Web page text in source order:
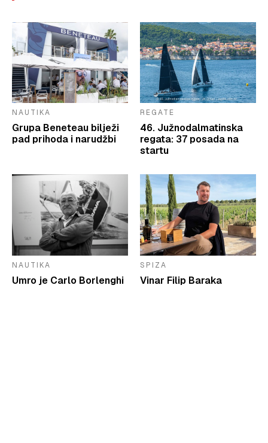
NAUTIKA
Grupa Beneteau bilježi
pad prihoda i narudžbi
REGATE
46. Južnodalmatinska
regata: 37 posada na
startu
NAUTIKA
Umro je Carlo Borlenghi
SPIZA
Vinar Filip Baraka